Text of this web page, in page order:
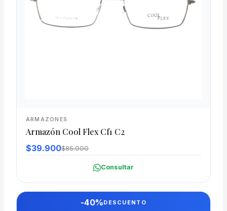
ARMAZONES
Armazón Cool Flex Cf1 C2
$39.900$85.000
Consultar
-40%DESCUENTO